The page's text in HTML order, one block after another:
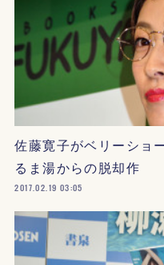
佐藤寛子がベリーショ
るま湯からの脱却作
2017.02.19 03:05